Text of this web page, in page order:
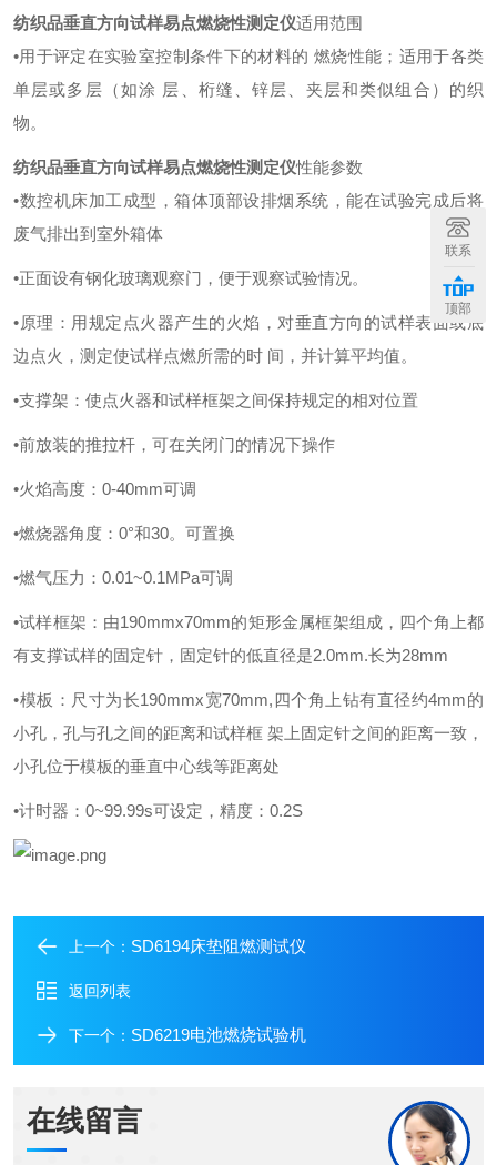
纺织品垂直方向试样易点燃烧性测定仪适用范围
•用于评定在实验室控制条件下的材料的 燃烧性能；适用于各类
单层或多层（如涂 层、桁缝、锌层、夹层和类似组合）的织
物。
纺织品垂直方向试样易点燃烧性测定仪性能参数
•数控机床加工成型，箱体顶部设排烟系统，能在试验完成后将
废气排出到室外箱体
•正面设有钢化玻璃观察门，便于观察试验情况。
•原理：用规定点火器产生的火焰，对垂直方向的试样表面或底
边点火，测定使试样点燃所需的时 间，并计算平均值。
•支撑架：使点火器和试样框架之间保持规定的相对位置
•前放装的推拉杆，可在关闭门的情况下操作
•火焰高度：0-40mm可调
•燃烧器角度：0°和30。可置换
•燃气压力：0.01~0.1MPa可调
•试样框架：由190mmx70mm的矩形金属框架组成，四个角上都
有支撑试样的固定针，固定针的低直径是2.0mm.长为28mm
•模板：尺寸为长190mmx宽70mm,四个角上钻有直径约4mm的
小孔，孔与孔之间的距离和试样框 架上固定针之间的距离一致，
小孔位于模板的垂直中心线等距离处
•计时器：0~99.99s可设定，精度：0.2S
上一个： SD6194床垫阻燃测试仪
返回列表
下一个： SD6219电池燃烧试验机
在线留言
联系
顶部